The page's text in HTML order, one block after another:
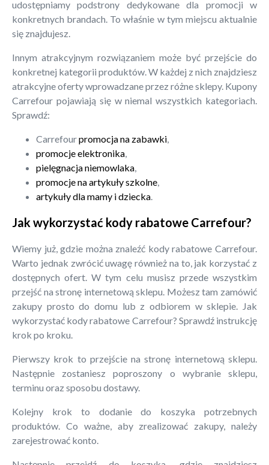
udostępniamy podstrony dedykowane dla promocji w
konkretnych brandach. To właśnie w tym miejscu aktualnie
się znajdujesz.
Innym atrakcyjnym rozwiązaniem może być przejście do
konkretnej kategorii produktów. W każdej z nich znajdziesz
atrakcyjne oferty wprowadzane przez różne sklepy. Kupony
Carrefour pojawiają się w niemal wszystkich kategoriach.
Sprawdź:
Carrefourpromocja na zabawki
promocje elektronika
pielęgnacja niemowlaka
promocje na artykuły szkolne
artykuły dla mamy i dziecka
Jak wykorzystać kody rabatowe Carrefour?
Wiemy już, gdzie można znaleźć kody rabatowe Carrefour.
Warto jednak zwrócić uwagę również na to, jak korzystać z
dostępnych ofert. W tym celu musisz przede wszystkim
przejść na stronę internetową sklepu. Możesz tam zamówić
zakupy prosto do domu lub z odbiorem w sklepie. Jak
wykorzystać kody rabatowe Carrefour? Sprawdź instrukcję
krok po kroku.
Pierwszy krok to przejście na stronę internetową sklepu.
Następnie zostaniesz poproszony o wybranie sklepu,
terminu oraz sposobu dostawy.
Kolejny krok to dodanie do koszyka potrzebnych
produktów. Co ważne, aby zrealizować zakupy, należy
zarejestrować konto.